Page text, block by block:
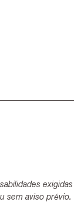
sem aviso prévio.